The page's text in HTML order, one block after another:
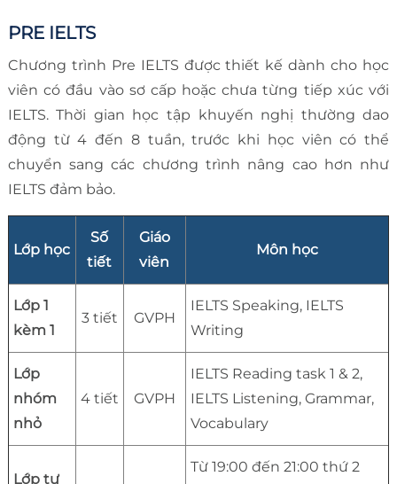
PRE IELTS
Chương trình Pre IELTS được thiết kế dành cho học
viên có đầu vào sơ cấp hoặc chưa từng tiếp xúc với
IELTS. Thời gian học tập khuyến nghị thường dao
động từ 4 đến 8 tuần, trước khi học viên có thể
chuyển sang các chương trình nâng cao hơn như
IELTS đảm bảo.
Lớp học
Số
tiết
Giáo
viên
Môn học
Lớp 1
kèm 1
3 tiết GVPH
IELTS Speaking, IELTS
Writing
Lớp
nhóm
nhỏ
4 tiết GVPH
IELTS Reading task 1 & 2,
IELTS Listening, Grammar,
Vocabulary
Lớp tự
Từ 19:00 đến 21:00 thứ 2